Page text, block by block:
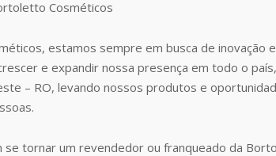
estamos sempre em busca de inovação
e expandir nossa presença em todo o
– RO, levando nossos produtos e
se tornar um revendedor ou franqueado da